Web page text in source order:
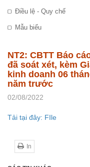
Điều lệ - Quy chế
Mẫu biểu
NT2: CBTT Báo
đã soát xét, kèm
kinh doanh 06
năm trước
02/08/2022
Tải tại đây: FIle
In